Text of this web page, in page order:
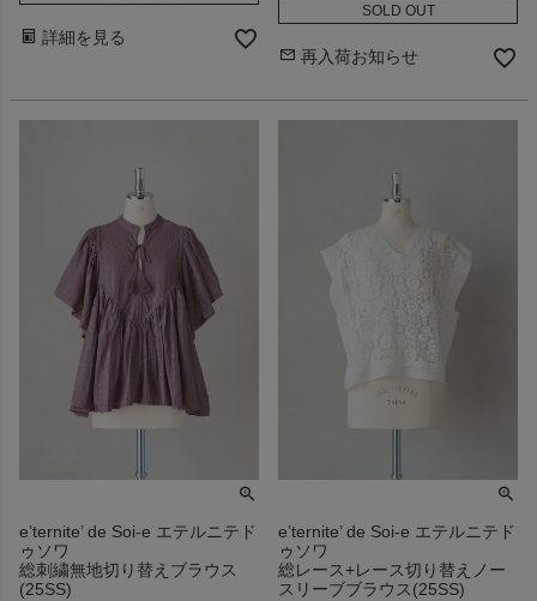
詳細を見る
SOLD OUT
再入荷お知らせ
e’ternite’ de Soi-e エテルニテド
ゥソワ
総刺繍無地切り替えブラウス
(25SS)
e’ternite’ de Soi-e エテルニテド
ゥソワ
総レース+レース切り替えノー
スリーブブラウス(25SS)